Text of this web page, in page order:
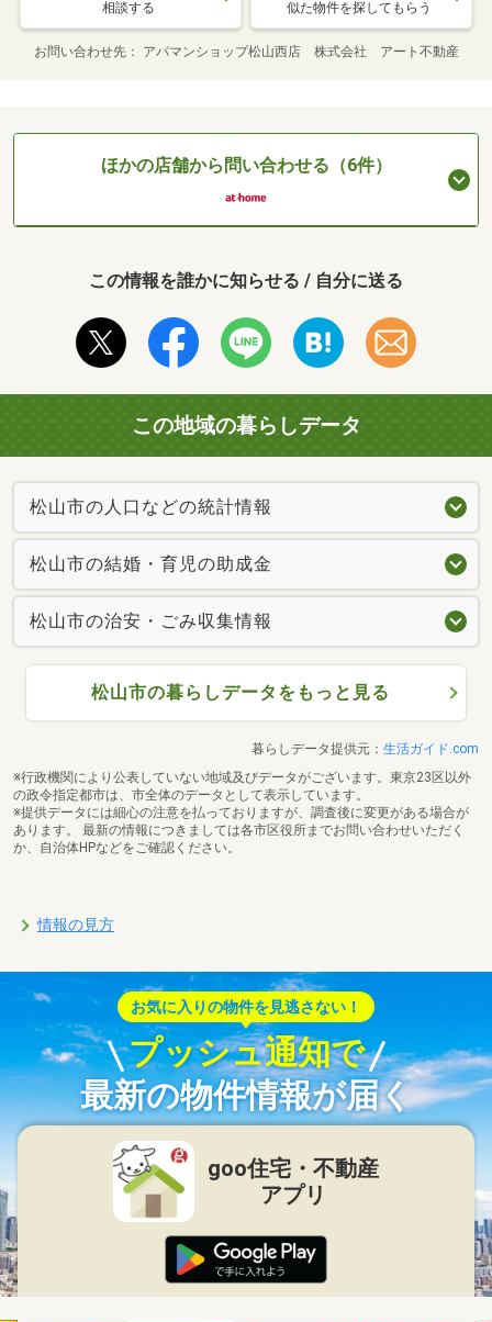
相談する 似た物件を探してもらう
お問い合わせ先 アパマンショップ松山西店 株式会社 アート不動産
ほかの店舗から問い合わせる（6件）
この情報を誰かに知らせる / 自分に送る
この地域の暮らしデータ
松山市の人口などの統計情報
松山市の結婚・育児の助成金
松山市の治安・ごみ収集情報
松山市の暮らしデータをもっと見る
暮らしデータ提供元： 生活ガイド.com
※行政機関により公表していない地域及びデータがございます。東京23区以外
の政令指定都市は、市全体のデータとして表示しています。
※提供データには細心の注意を払っておりますが、調査後に変更がある場合が
あります。 最新の情報につきましては各市区役所までお問い合わせいただく
か、自治体HPなどをご確認ください。
情報の見方
お気に入りの物件を見逃さない！
プッシュ通知で
最新の物件情報が届く
goo住宅・不動産
アプリ